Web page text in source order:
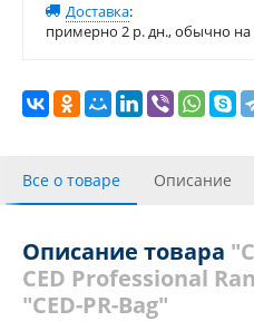
Доставка:
примерно 2 р. дн., обычно на
Все о товаре Описание
Описание товара
CED Professional
"CED-PR-Bag"